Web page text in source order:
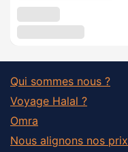
Qui sommes nous ?
Voyage Halal ?
Omra
Nous alignons nos prix